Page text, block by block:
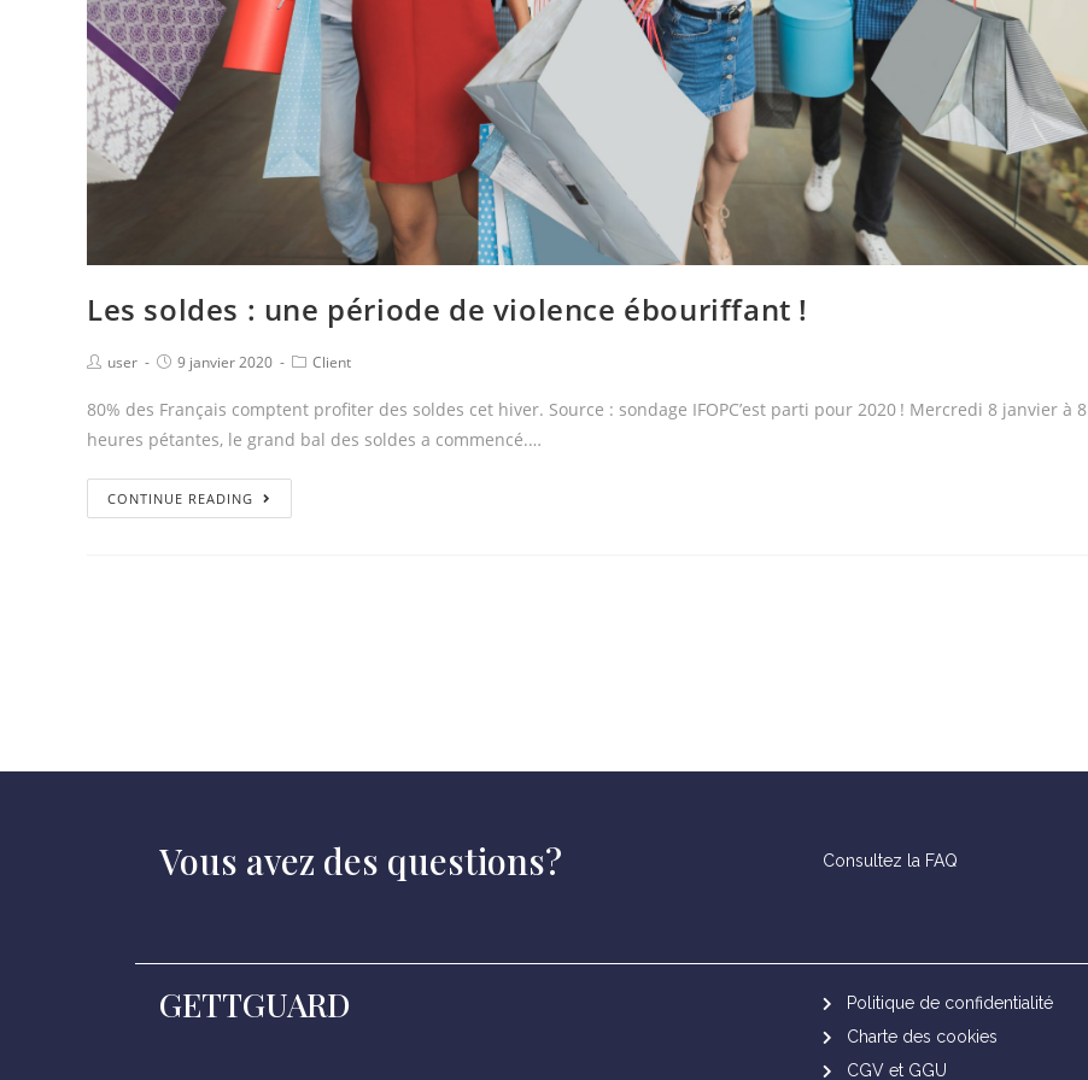
Les soldes : une période de violence ébouriffant !
user 9 janvier 2020 Client
80% des Français comptent profiter des soldes cet hiver. Source : sondage IFOPC’est parti pour 2020 ! Mercredi 8 janvier à 8
heures pétantes, le grand bal des soldes a commencé.…
CONTINUE READING
Vous avez des questions? Consultez la FAQ
GETTGUARD
Politique de confidentialité
Charte des cookies
CGV et GGU